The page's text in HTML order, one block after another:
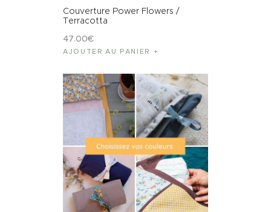
Couverture Power Flowers /
Terracotta
47.00€
AJOUTER AU PANIER